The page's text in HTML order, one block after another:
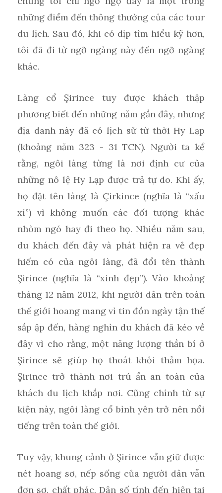
những điểm đến thông thường của các tour
du lịch. Sau đó, khi có dịp tìm hiểu kỹ hơn,
tôi đã đi từ ngỡ ngàng này đến ngỡ ngàng
khác.
Làng cổ Şirince tuy được khách thập
phương biết đến những năm gần đây, nhưng
địa danh này đã có lịch sử từ thời Hy Lạp
(khoảng năm 323 - 31 TCN). Người ta kể
rằng, ngôi làng từng là nơi định cư của
những nô lệ Hy Lạp được trả tự do. Khi ấy,
họ đặt tên làng là Çirkince (nghĩa là “xấu
xí”) vì không muốn các đối tượng khác
nhòm ngó hay đi theo họ. Nhiều năm sau,
du khách đến đây và phát hiện ra vẻ đẹp
hiếm có của ngôi làng, đã đổi tên thành
Şirince (nghĩa là “xinh đẹp”). Vào khoảng
tháng 12 năm 2012, khi người dân trên toàn
thế giới hoang mang vì tin đồn ngày tận thế
sắp ập đến, hàng nghìn du khách đã kéo về
đây vì cho rằng, một năng lượng thần bí ở
Şirince sẽ giúp họ thoát khỏi thảm họa.
Şirince trở thành nơi trú ẩn an toàn của
khách du lịch khắp nơi. Cũng chính từ sự
kiện này, ngôi làng cổ bình yên trở nên nổi
tiếng trên toàn thế giới.
Tuy vậy, khung cảnh ở Şirince vẫn giữ được
nét hoang sơ, nếp sống của người dân vẫn
đơn sơ, chất phác. Dân số tính đến hiện tại